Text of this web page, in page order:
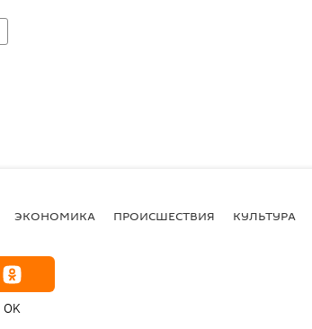
ЭКОНОМИКА ПРОИСШЕСТВИЯ КУЛЬТУРА
OK